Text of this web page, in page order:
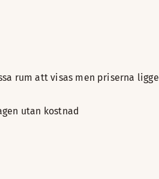
rum att visas men priserna
utan kostnad